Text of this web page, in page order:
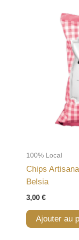
100% Local
Chips
Belsia
3,00 €
Ajouter au